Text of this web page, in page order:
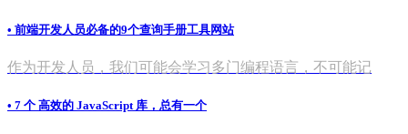
• 前端开发人员必备的9个查询手册工具网站
作为开发人员，我们可能会学习多门编程语言，不可能记
• 7 个 高效的 JavaScript 库，总有一个